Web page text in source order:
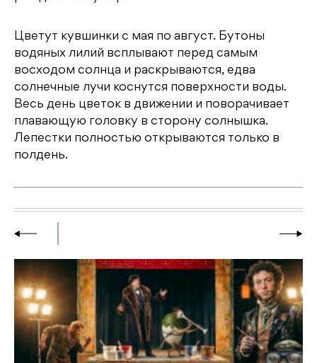
Цветут кувшинки с мая по август. Бутоны
водяных лилий всплывают перед самым
восходом солнца и раскрываются, едва
солнечные лучи коснутся поверхности воды.
Весь день цветок в движении и поворачивает
плавающую головку в сторону солнышка.
Лепестки полностью открываются только в
полдень.